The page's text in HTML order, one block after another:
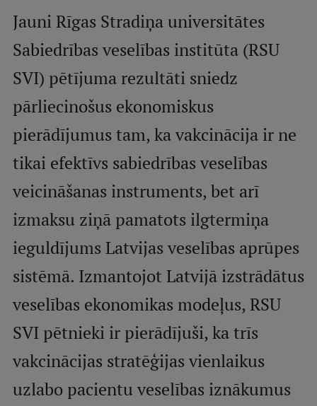
Undergraduate Programmes
Postgraduate Study Programmes
Doctoral Studies
Graduate Medical Training
Admissions
Your Start in Riga
Why choose RSU?
Medizinstudium an der RSU
International Student Ambassadors
About Us
Student life
Study bases
Jauni Rīgas Stradiņa universitātes
Sabiedrības veselības institūta (RSU
SVI) pētījuma rezultāti sniedz
pārliecinošus ekonomiskus
pierādījumus tam, ka vakcinācija ir ne
tikai efektīvs sabiedrības veselības
veicināšanas instruments, bet arī
izmaksu ziņā pamatots ilgtermiņa
ieguldījums Latvijas veselības aprūpes
sistēmā. Izmantojot Latvijā izstrādātus
veselības ekonomikas modeļus, RSU
SVI pētnieki ir pierādījuši, ka trīs
vakcinācijas stratēģijas vienlaikus
uzlabo pacientu veselības iznākumus